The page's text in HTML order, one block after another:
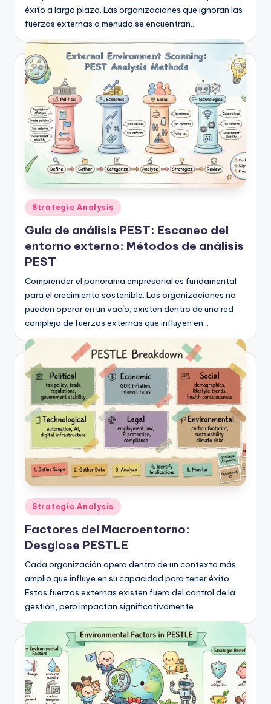
éxito a largo plazo. Las organizaciones que ignoran las
fuerzas externas a menudo se encuentran…
Publicado
en
Strategic Analysis
Guía de análisis PEST: Escaneo del
entorno externo: Métodos de análisis
PEST
Comprender el panorama empresarial es fundamental
para el crecimiento sostenible. Las organizaciones no
pueden operar en un vacío; existen dentro de una red
compleja de fuerzas externas que influyen en…
Publicado
en
Strategic Analysis
Factores del Macroentorno:
Desglose PESTLE
Cada organización opera dentro de un contexto más
amplio que influye en su capacidad para tener éxito.
Estas fuerzas externas existen fuera del control de la
gestión, pero impactan significativamente…